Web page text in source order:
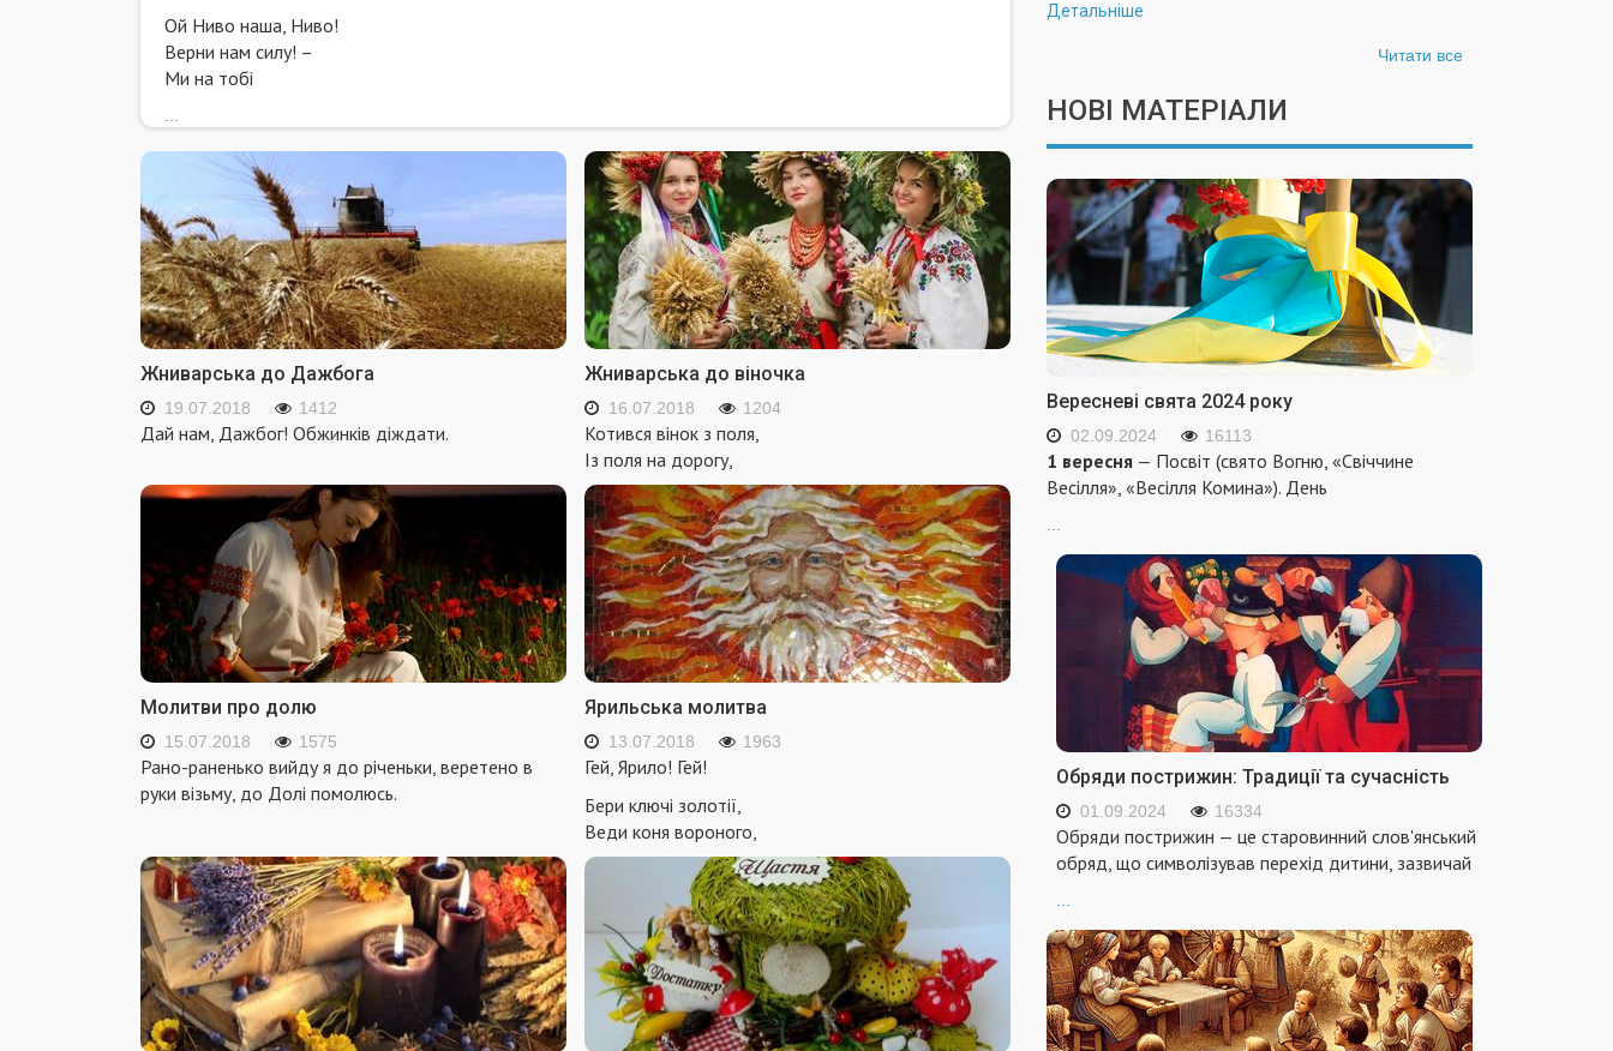
Ой Ниво наша, Ниво!
Верни нам силу! –
Ми на тобі
Жниварська до Дажбога
19.07.2018 1412
Дай нам, Дажбог! Обжинків діждати.
Жниварська до віночка
16.07.2018 1204
Котився вінок з поля,
Із поля на дорогу,
Молитви про долю
15.07.2018 1575
Рано-раненько вийду я до річеньки, веретено в
руки візьму, до Долі помолюсь.
Ярильська молитва
13.07.2018 1963
Гей, Ярило! Гей!
Бери ключі золотії,
Веди коня вороного,
Детальніше
Читати все
НОВІ МАТЕРІАЛИ
Вересневі свята 2024 року
02.09.2024 16113
1 вересня — Посвіт (свято Вогню, «Свіччине
Весілля», «Весілля Комина»). День
...
Обряди пострижин: Традиції та сучасність
01.09.2024 16334
Обряди пострижин — це старовинний слов'янський
обряд, що символізував перехід дитини, зазвичай
...